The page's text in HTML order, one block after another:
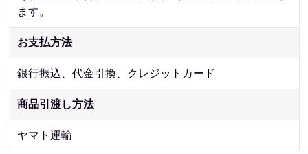
ます。
お支払方法
銀行振込、代金引換、クレジットカード
商品引渡し方法
ヤマト運輸